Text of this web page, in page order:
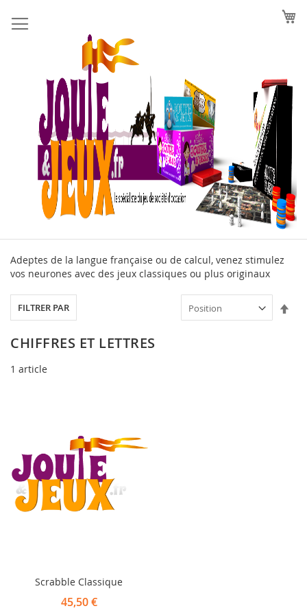
au
contenu
Adeptes de la langue française ou de calcul, venez stimulez
vos neurones avec des jeux classiques ou plus originaux
CHIFFRES ET LETTRES
1 article
Scrabble Classique
45,50 €
FILTRER PAR